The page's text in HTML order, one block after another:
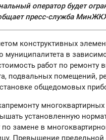
оператор будет
пресс-служба
конструктивных
муниципалитета в
работ по ремонту
подвальных помещений,
общедомовых
установленную
по замене в
Превышение предельной